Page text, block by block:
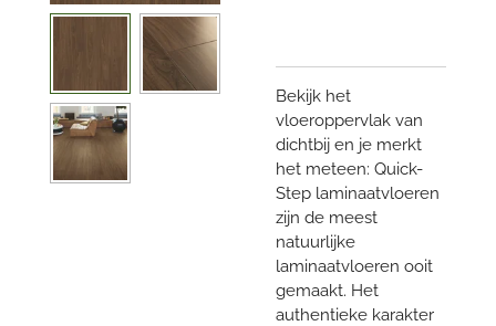
Bekijk het
vloeroppervlak van
dichtbij en je merkt
het meteen: Quick-
Step laminaatvloeren
zijn de meest
natuurlijke
laminaatvloeren ooit
gemaakt. Het
authentieke karakter